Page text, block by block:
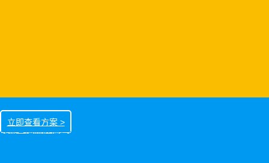
立即查看方案 >
65%品牌面临增长扩张困难，VUCA常态化下品牌必须构建增长新能力。